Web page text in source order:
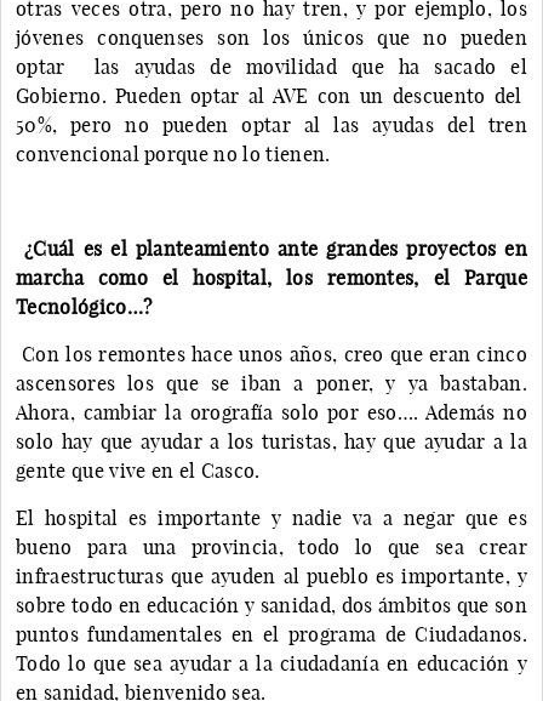
otras veces otra, pero no hay tren, y por ejemplo, los
jóvenes conquenses son los únicos que no pueden
optar las ayudas de movilidad que ha sacado el
Gobierno. Pueden optar al AVE con un descuento del
50%, pero no pueden optar al las ayudas del tren
convencional porque no lo tienen.
¿Cuál es el planteamiento ante grandes proyectos en
marcha como el hospital, los remontes, el Parque
Tecnológico…?
Con los remontes hace unos años, creo que eran cinco
ascensores los que se iban a poner, y ya bastaban.
Ahora, cambiar la orografía solo por eso…. Además no
solo hay que ayudar a los turistas, hay que ayudar a la
gente que vive en el Casco.
El hospital es importante y nadie va a negar que es
bueno para una provincia, todo lo que sea crear
infraestructuras que ayuden al pueblo es importante, y
sobre todo en educación y sanidad, dos ámbitos que son
puntos fundamentales en el programa de Ciudadanos.
Todo lo que sea ayudar a la ciudadanía en educación y
en sanidad, bienvenido sea.